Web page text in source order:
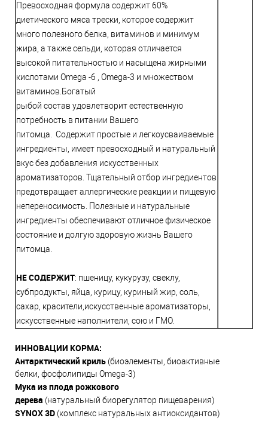
Превосходная формула содержит 60%
диетического мяса трески, которое содержит
много полезного белка, витаминов и минимум
жира, а также сельди, которая отличается
высокой питательностью и насыщена жирными
кислотами Omega -6 , Omega-3 и множеством
витаминов.Богатый
рыбой состав удовлетворит естественную
потребность в питании Вашего
питомца. Содержит простые и легкоусваиваемые
ингредиенты, имеет превосходный и натуральный
вкус без добавления искусственных
ароматизаторов. Тщательный отбор ингредиентов
предотвращает аллергические реакции и пищевую
непереносимость. Полезные и натуральные
ингредиенты обеспечивают отличное физическое
состояние и долгую здоровую жизнь Вашего
питомца.
НЕ СОДЕРЖИТ: пшеницу, кукурузу, свеклу,
субпродукты, яйца, курицу, куриный жир, соль,
сахар, красители,искусственные ароматизаторы,
искусственные наполнители, сою и ГМО.
ИННОВАЦИИ КОРМА:
Антарктический криль (биоэлементы, биоактивные
белки, фосфолипиды Omega-3)
Мука из плода рожкового
дерева (натуральный биорегулятор пищеварения)
SYNOX3D (комплекс натуральных антиоксидантов)